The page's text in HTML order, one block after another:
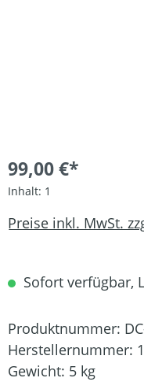
99,00 €*
Inhalt: 1
Preise inkl. MwSt.
Sofort verfügbar,
Produktnummer:
Herstellernummer:
Gewicht: 5 kg